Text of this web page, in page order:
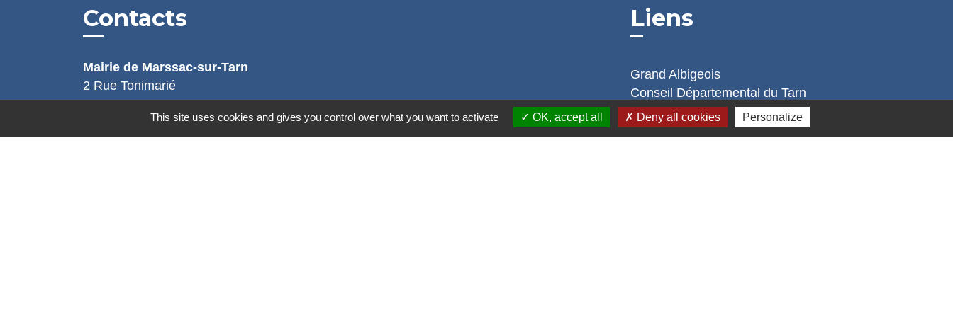
Contacts
Mairie de Marssac-sur-Tarn
2 Rue Tonimarié
81150 Marssac-sur-Tarn - FRANCE
+33 5 63 55 40 47
accueil@marssac-sur-tarn.fr
Liens
Grand Albigeois
Conseil Départemental du Tarn
Office tourisme Albi
Comité Départemental Tourisme
This site uses cookies and gives you control over what you want to activate OK, accept all Deny all cookies Personalize